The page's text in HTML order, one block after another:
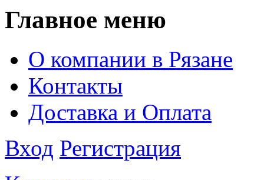
Главное меню
О компании в Рязане
Контакты
Доставка и Оплата
Вход Регистрация